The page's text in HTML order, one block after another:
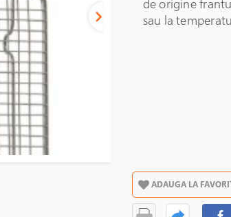
de origine
sau la
ADAUGA LA